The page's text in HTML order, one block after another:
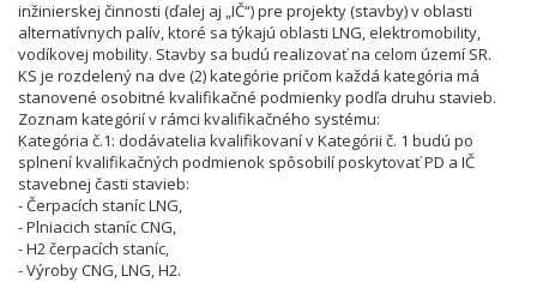
inžinierskej činnosti (ďalej aj „IČ“) pre projekty (stavby) v oblasti
alternatívnych palív, ktoré sa týkajú oblasti LNG, elektromobility,
vodíkovej mobility. Stavby sa budú realizovať na celom území SR.
KS je rozdelený na dve (2) kategórie pričom každá kategória má
stanovené osobitné kvalifikačné podmienky podľa druhu stavieb.
Zoznam kategórií v rámci kvalifikačného systému:
Kategória č.1: dodávatelia kvalifikovaní v Kategórii č. 1 budú po
splnení kvalifikačných podmienok spôsobilí poskytovať PD a IČ
stavebnej časti stavieb:
- Čerpacích staníc LNG,
- Plniacich staníc CNG,
- H2 čerpacích staníc,
- Výroby CNG, LNG, H2.